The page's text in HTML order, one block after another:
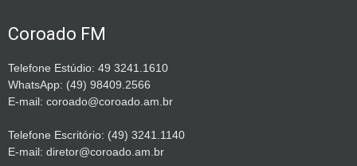
Coroado FM
Telefone Estúdio: 49 3241.1610
WhatsApp: (49) 98409.2566
E-mail: coroado@coroado.am.br
Telefone Escritório: (49) 3241.1140
E-mail: diretor@coroado.am.br